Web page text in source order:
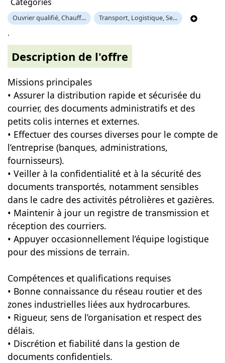
Ouvrier qualifié, Chauff... Transport, Logistique, Se...
.
Description de l'offre
Missions principales
• Assurer la distribution rapide et sécurisée du
courrier, des documents administratifs et des
petits colis internes et externes.
• Effectuer des courses diverses pour le compte de
l’entreprise (banques, administrations,
fournisseurs).
• Veiller à la confidentialité et à la sécurité des
documents transportés, notamment sensibles
dans le cadre des activités pétrolières et gazières.
• Maintenir à jour un registre de transmission et
réception des courriers.
• Appuyer occasionnellement l’équipe logistique
pour des missions de terrain.
Compétences et qualifications requises
• Bonne connaissance du réseau routier et des
zones industrielles liées aux hydrocarbures.
• Rigueur, sens de l’organisation et respect des
délais.
• Discrétion et fiabilité dans la gestion de
documents confidentiels.